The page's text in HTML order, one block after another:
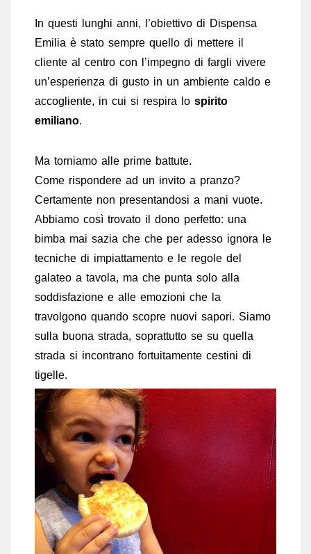
In questi lunghi anni, l’obiettivo di Dispensa
Emilia è stato sempre quello di mettere il
cliente al centro con l’impegno di fargli vivere
un’esperienza di gusto in un ambiente caldo e
accogliente, in cui si respira lo spirito
emiliano.
Ma torniamo alle prime battute.
Come rispondere ad un invito a pranzo?
Certamente non presentandosi a mani vuote.
Abbiamo così trovato il dono perfetto: una
bimba mai sazia che che per adesso ignora le
tecniche di impiattamento e le regole del
galateo a tavola, ma che punta solo alla
soddisfazione e alle emozioni che la
travolgono quando scopre nuovi sapori. Siamo
sulla buona strada, soprattutto se su quella
strada si incontrano fortuitamente cestini di
tigelle.